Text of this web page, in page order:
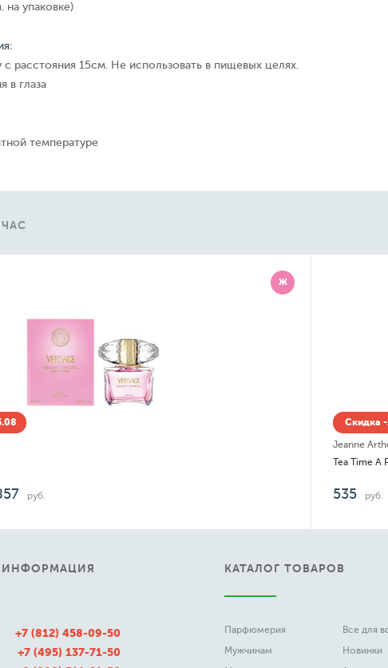
на упаковке)
с расстояния 15см. Не использовать в пищевых целях.
в глаза
температуре
Скидка -14% до 06.08
Tea Time A Paris Pavlova
ИНФОРМАЦИЯ
+7 (812) 458-09-50
+7 (495) 137-71-50
КАТАЛОГ ТОВАРОВ
Парфюмерия
Мужчинам
Все для
Новинки